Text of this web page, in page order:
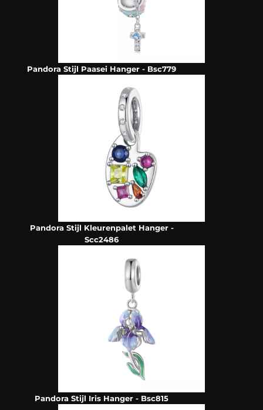
Pandora Stijl Paasei Hanger - Bsc779
Pandora Stijl Kleurenpalet Hanger -
Scc2486
Pandora Stijl Iris Hanger - Bsc815